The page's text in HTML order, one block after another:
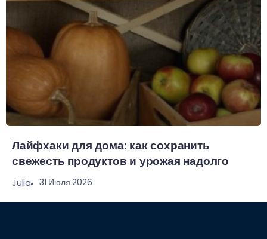
Лайфхаки для дома: как сохранить
свежесть продуктов и урожая надолго
Julia 31 Июля 2026